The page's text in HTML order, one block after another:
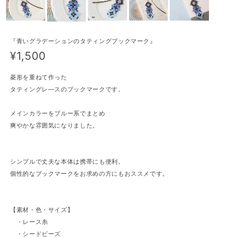
『青いグラデーションのタティングブックマーク』
¥1,500
菱形を重ねて作った
タティングレ―スのブックマークです。
メインカラーをブルー系でまとめ
爽やかな雰囲気になりました。
シンプルで丈夫な本体は携帯にも便利。
個性的なブックマークをお求めの方にもおススメです。
【素材・色・サイズ】
・レース糸
・シードビーズ